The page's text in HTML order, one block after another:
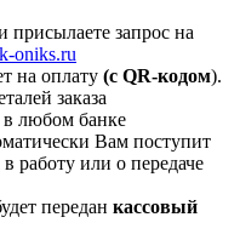
присылаете запрос на
oniks.ru
на оплату (с QR-кодом).
заказа
в любом банке
Вам поступит
работу или о передаче
передан кассовый